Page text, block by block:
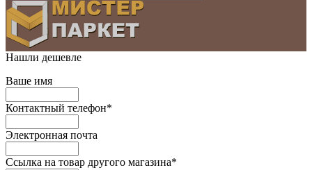
Нашли дешевле
Ваше имя
Контактный телефон*
Электронная почта
Ссылка на товар другого магазина*